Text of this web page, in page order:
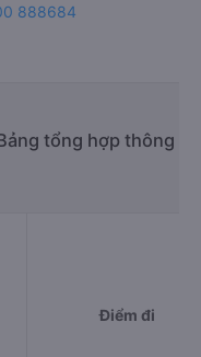
888684
tổng hợp thông
Điểm đi